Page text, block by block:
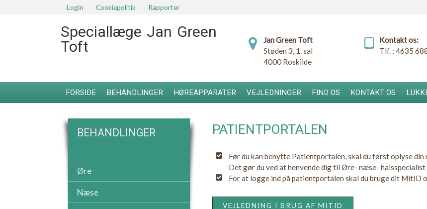
Login Cookiepolitik Rapporter
Speciallæge Jan Green
Toft
Jan Green Toft
Støden 3, 1. sal
4000 Roskilde
Kontakt os:
Tlf. :4635
FORSIDE BEHANDLINGER HØREAPPARATER VEJLEDNINGER FIND OS KONTAKT OS
PATIENTPORTALEN
Før du kan benytte Patientportalen, skal du først oplyse
Det gør du ved at henvende dig til Øre- næse- halsspecialist
For at logge ind på patientportalen skal du bruge dit MitID
VEJLEDNING I BRUG AF MITID
BEHANDLINGER
Øre
Næse